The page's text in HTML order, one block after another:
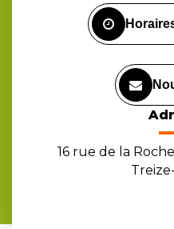
16 rue de la